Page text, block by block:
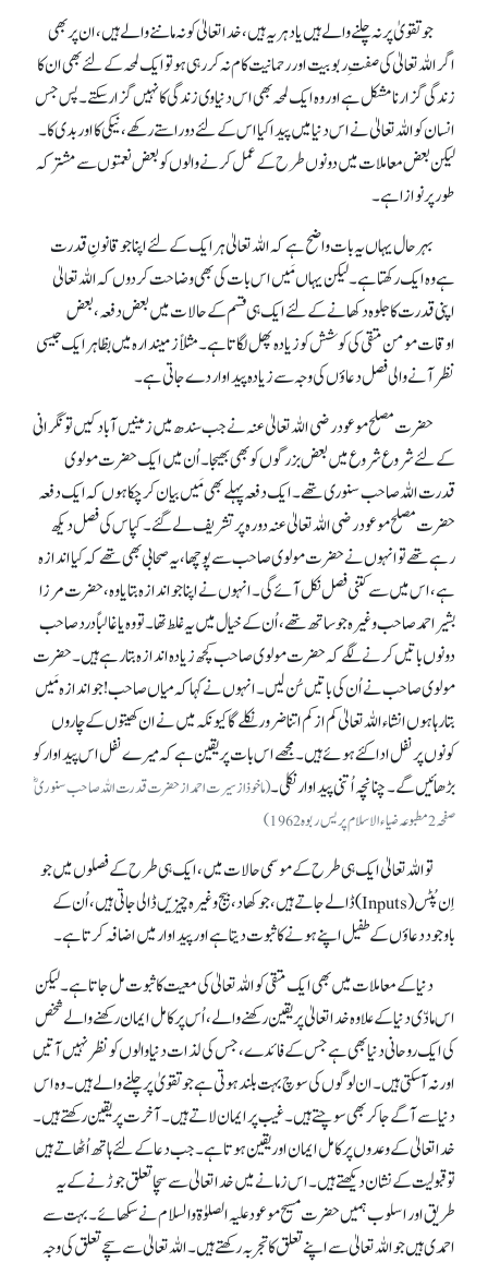
جو تقویٰ پر نہ چلنے والے ہیں یا دہریہ ہیں، خدا تعالیٰ کو نہ ماننے والے ہیں، ان پر بھی
اگر اللہ تعالیٰ کی صفتِ ربوبیت اور رحمانیت کام نہ کر رہی ہو تو ایک لمحہ کے لئے بھی ان کا
زندگی گزارنا مشکل ہے اور وہ ایک لمحہ بھی اس دنیاوی زندگی کا نہیں گزارسکتے۔ پس جس
انسان کو اللہ تعالیٰ نے اس دنیا میں پیدا کیا اس کے لئے دو راستے رکھے، نیکی کا اور بدی کا۔
لیکن بعض معاملات میں دونوں طرح کے عمل کرنے والوں کو بعض نعمتوں سے مشترکہ
طور پر نوازا ہے۔
بہر حال یہاں یہ بات واضح ہے کہ اللہ تعالیٰ ہر ایک کے لئے اپنا جو قانونِ قدرت
ہے وہ ایک رکھتا ہے۔ لیکن یہاں مَیں اس بات کی بھی وضاحت کر دوں کہ اللہ تعالیٰ
اپنی قدرت کا جلوہ دکھانے کے لئے ایک ہی قسم کے حالات میں بعض دفعہ، بعض
اوقات مومن متقی کی کوشش کو زیادہ پھل لگاتا ہے۔ مثلاً زمیندارہ میں بظاہر ایک جیسی
نظر آنے والی فصل دعاؤں کی وجہ سے زیادہ پیداوار دے جاتی ہے۔
حضرت مصلح موعود رضی اللہ تعالیٰ عنہ نے جب سندھ میں زمینیں آباد کیں تو نگرانی
کے لئے شروع شروع میں بعض بزرگوں کو بھی بھیجا۔ اُن میں ایک حضرت مولوی
قدرت اللہ صاحب سنوری تھے۔ ایک دفعہ پہلے بھی مَیں بیان کر چکا ہوں کہ ایک دفعہ
حضرت مصلح موعود رضی اللہ تعالیٰ عنہ دورہ پر تشریف لے گئے۔ کپاس کی فصل دیکھ
رہے تھے تو انہوں نے حضرت مولوی صاحب سے پوچھا، یہ صحابی بھی تھے کہ کیا اندازہ
ہے، اس میں سے کتنی فصل نکل آئے گی۔ انہوں نے اپنا جو اندازہ بتایا وہ، حضرت مرزا
بشیر احمد صاحب وغیرہ جو ساتھ تھے، اُن کے خیال میں یہ غلط تھا۔ تو وہ یا غالباً درد صاحب
دونوں باتیں کرنے لگے کہ حضرت مولوی صاحب کچھ زیادہ اندازہ بتا رہے ہیں۔ حضرت
مولوی صاحب نے اُن کی باتیں سُن لیں۔ انہوں نے کہا کہ میاں صاحب! جو اندازہ مَیں
بتا رہا ہوں انشاء اللہ تعالیٰ کم از کم اتنا ضرور نکلے گا کیونکہ میں نے ان کھیتوں کے چاروں
کونوں پر نفل ادا کئے ہوئے ہیں۔ مجھے اس بات پر یقین ہے کہ میرے نفل اس پیداوار کو
بڑھائیں گے۔ چنانچہ اُتنی پیداوار نکلی۔(ماخوذاز سیرت احمد از حضرت قدرت اللہ صاحب سنوری ؓ
صفحہ2مطبوعہ ضیاء الاسلام پریس ربوہ 1962)
تو اللہ تعالیٰ ایک ہی طرح کے موسمی حالات میں، ایک ہی طرح کے فصلوں میں جو
اِن پُٹس (Inputs) ڈالے جاتے ہیں، جو کھاد، بیج وغیرہ چیزیں ڈالی جاتی ہیں، اُن کے
باوجود دعاؤں کے طفیل اپنے ہونے کا ثبوت دیتا ہے اور پیداوار میں اضافہ کرتا ہے۔
دنیا کے معاملات میں بھی ایک متقی کو اللہ تعالیٰ کی معیت کا ثبوت مل جاتا ہے۔ لیکن
اس مادّی دنیا کے علاوہ خدا تعالیٰ پر یقین رکھنے والے، اُس پر کامل ایمان رکھنے والے شخص
کی ایک روحانی دنیا بھی ہے جس کے فائدے، جس کی لذات دنیا والوں کو نظر نہیں آتیں
اور نہ آ سکتی ہیں۔ ان لوگوں کی سوچ بہت بلند ہوتی ہے جو تقویٰ پر چلنے والے ہیں۔ وہ اس
دنیا سے آگے جا کر بھی سوچتے ہیں۔ غیب پر ایمان لاتے ہیں۔ آخرت پر یقین رکھتے ہیں۔
خدا تعالیٰ کے وعدوں پر کامل ایمان اور یقین ہوتا ہے۔ جب دعا کے لئے ہاتھ اُٹھاتے ہیں
تو قبولیت کے نشان دیکھتے ہیں۔ اس زمانے میں خدا تعالیٰ سے سچا تعلق جوڑنے کے یہ
طریق اور اسلوب ہمیں حضرت مسیح موعود علیہ الصلوٰۃ والسلام نے سکھائے۔ بہت سے
احمدی ہیں جو اللہ تعالیٰ سے اپنے تعلق کا تجربہ رکھتے ہیں۔ اللہ تعالیٰ سے سچے تعلق کی وجہ